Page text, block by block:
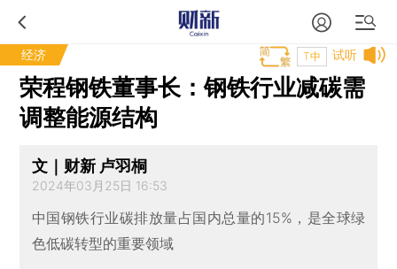
经济 试听
T中
荣程钢铁董事长：钢铁行业减碳需
调整能源结构
文｜财新 卢羽桐
2024年03月25日 16:53
中国钢铁行业碳排放量占国内总量的15%，是全球绿
色低碳转型的重要领域